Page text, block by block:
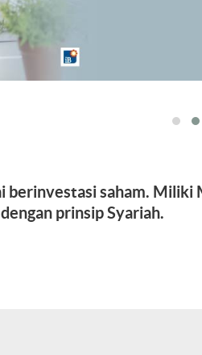
saham.
prinsip Syariah.